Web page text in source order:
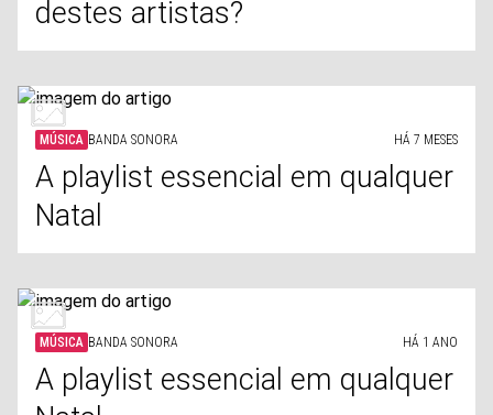
destes artistas?
MÚSICA BANDA SONORA HÁ 7 MESES
A playlist essencial em qualquer
Natal
MÚSICA BANDA SONORA HÁ 1 ANO
A playlist essencial em qualquer